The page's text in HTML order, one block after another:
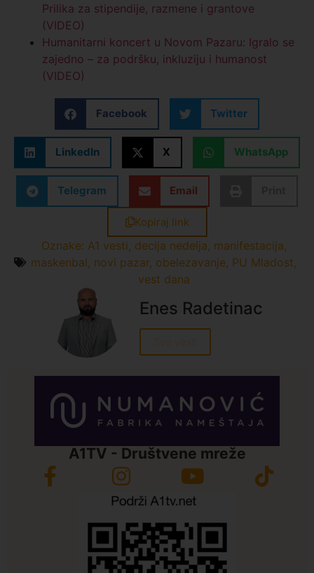
Prilika za stipendije, razmene i grantove
(VIDEO)
Humanitarni koncert u Novom Pazaru: Igralo se
zajedno – za podršku, inkluziju i humanost
(VIDEO)
Facebook Twitter
LinkedIn X WhatsApp
Telegram Email
Kopiraj link
Oznake: A1 vesti, decija nedelja, manifestacija,
maskenbal, novi pazar, obelezavanje, PU Mladost,
vest dana
Enes Radetinac
Sve vesti
A1TV - Društvene mreže